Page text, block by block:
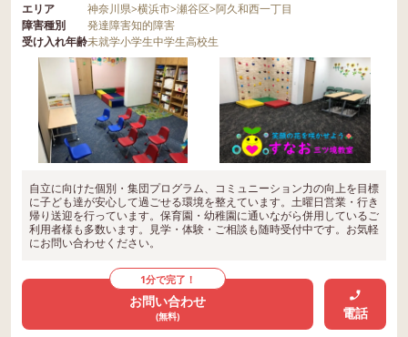
エリア 神奈川県>横浜市>瀬谷区>阿久和西一丁目
障害種別
発達障害知的障害
受け入れ年齢未就学小学生中学生高校生
自立に向けた個別・集団プログラム、コミュニーション力の向上を目標
に子ども達が安心して過ごせる環境を整えています。土曜日営業・行き
帰り送迎を行っています。保育園・幼稚園に通いながら併用しているご
利用者様も多数います。見学・体験・ご相談も随時受付中です。お気軽
にお問い合わせください。
1分で完了！
お問い合わせ
(無料) 電話